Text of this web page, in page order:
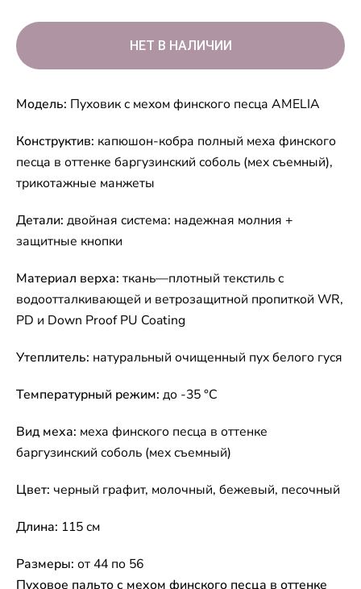
Модель: Пуховик с мехом финского песца AMELIA
Конструктив: капюшон-кобра полный меха финского
песца в оттенке баргузинский соболь (мех съемный),
трикотажные манжеты
Детали: двойная система: надежная молния +
защитные кнопки
Материал верха: ткань—плотный текстиль с
водоотталкивающей и ветрозащитной пропиткой WR,
PD и Down Proof PU Coating
Утеплитель: натуральный очищенный пух белого гуся
Температурный режим: до -35 °C
Вид меха: меха финского песца в оттенке
баргузинский соболь (мех съемный)
Цвет: черный графит, молочный, бежевый, песочный
Длина: 115 см
Размеры: от 44 по 56
Пуховое пальто с мехом финского песца в оттенке